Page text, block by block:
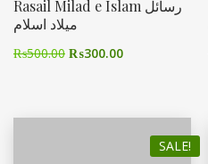
Rasail Milad e Islam رسائل
میلاد اسلام
₨500.00 ₨300.00
SALE!